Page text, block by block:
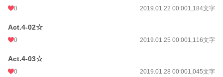
0 2019.01.22 00:001,184文字
Act.4-02☆
0 2019.01.25 00:001,116文字
Act.4-03☆
0 2019.01.28 00:001,045文字